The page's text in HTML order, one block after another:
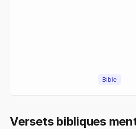
Bible
Versets bibliques